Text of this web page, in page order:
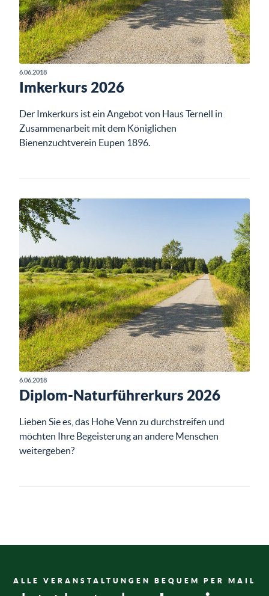
6.06.2018
Imkerkurs 2026
Der Imkerkurs ist ein Angebot von Haus Ternell in
Zusammenarbeit mit dem Königlichen
Bienenzuchtverein Eupen 1896.
6.06.2018
Diplom-Naturführerkurs 2026
Lieben Sie es, das Hohe Venn zu durchstreifen und
möchten Ihre Begeisterung an andere Menschen
weitergeben?
ALLE VERANSTALTUNGEN BEQUEM PER MAIL